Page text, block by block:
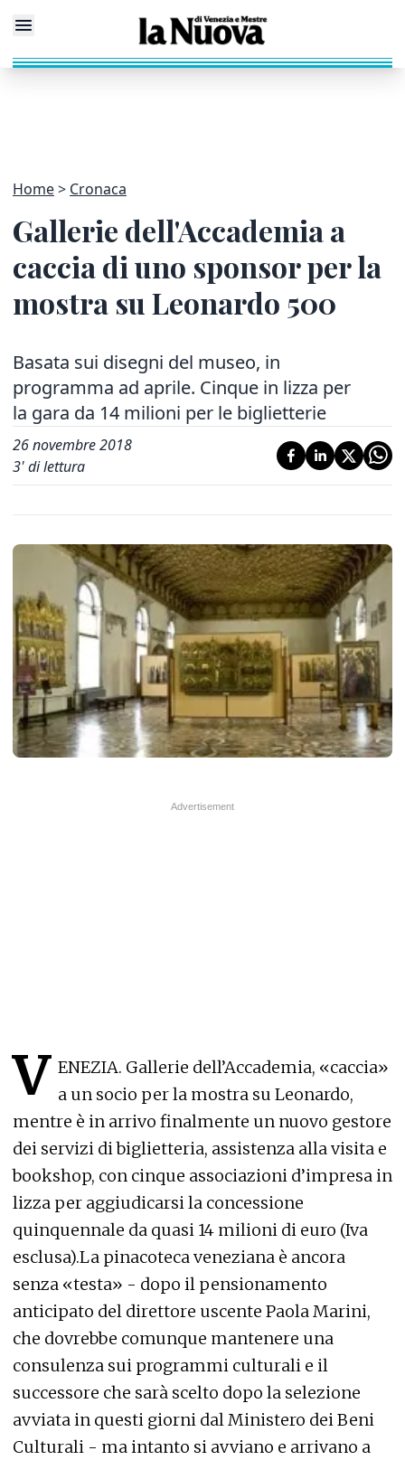
Home Cronaca
Gallerie dell'Accademia a
caccia di uno sponsor per la
mostra su Leonardo 500
Basata sui disegni del museo, in
programma ad aprile. Cinque in lizza per
la gara da 14 milioni per le biglietterie
26 novembre 2018
3' di lettura
V ENEZIA. Gallerie dell’Accademia, «caccia»
a un socio per la mostra su Leonardo,
mentre è in arrivo finalmente un nuovo gestore
dei servizi di biglietteria, assistenza alla visita e
bookshop, con cinque associazioni d’impresa in
lizza per aggiudicarsi la concessione
quinquennale da quasi 14 milioni di euro (Iva
esclusa).La pinacoteca veneziana è ancora
senza «testa» - dopo il pensionamento
anticipato del direttore uscente Paola Marini,
che dovrebbe comunque mantenere una
consulenza sui programmi culturali e il
successore che sarà scelto dopo la selezione
avviata in questi giorni dal Ministero dei Beni
Culturali - ma intanto si avviano e arrivano a